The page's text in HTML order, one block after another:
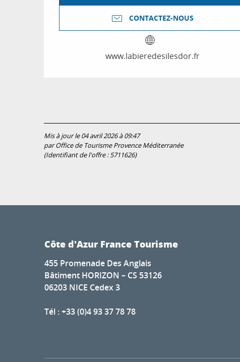
CONTACTEZ-NOUS
www.labieredesilesdor.fr
Mis à jour le 04 avril 2026 à 09:47
par Office de Tourisme Provence Méditerranée
(Identifiant de l'offre :5711626)
Côte d'Azur France Tourisme
455 Promenade Des Anglais
Bâtiment HORIZON – CS 53126
06203 NICE Cedex 3
Tél : +33 (0)4 93 37 78 78